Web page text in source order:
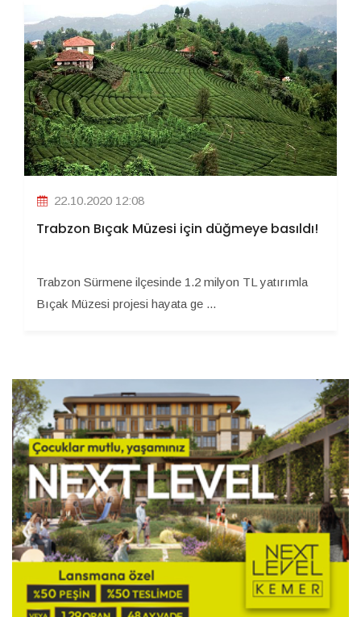
22.10.2020 12:08
Trabzon Bıçak Müzesi için düğmeye basıldı!
Trabzon Sürmene ilçesinde 1.2 milyon TL yatırımla
Bıçak Müzesi projesi hayata ge ...